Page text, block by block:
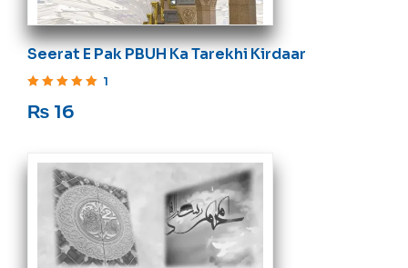
Seerat E Pak PBUH Ka Tarekhi Kirdaar
1
₨ 16